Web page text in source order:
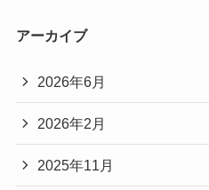
アーカイブ
2026年6月
2026年2月
2025年11月